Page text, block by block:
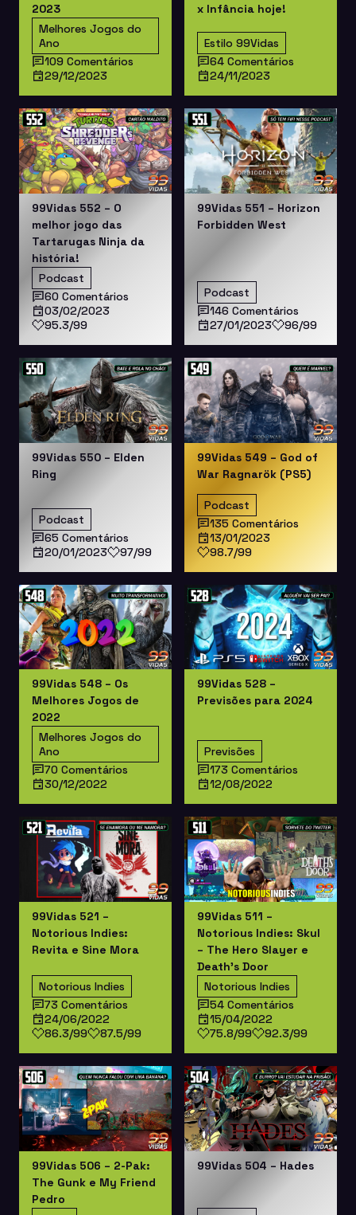
2023
Melhores Jogos do
Ano
109 Comentários
29/12/2023
x Infância hoje!
Estilo 99Vidas
64 Comentários
24/11/2023
99Vidas 552 – O
melhor jogo das
Tartarugas Ninja da
história!
Podcast
60 Comentários
03/02/2023
95.3/99
99Vidas 551 – Horizon
Forbidden West
Podcast
146 Comentários
27/01/2023
96/99
99Vidas 550 – Elden
Ring
Podcast
65 Comentários
20/01/2023
97/99
99Vidas 549 – God of
War Ragnarök (PS5)
Podcast
135 Comentários
13/01/2023
98.7/99
99Vidas 548 – Os
Melhores Jogos de
2022
Melhores Jogos do
Ano
70 Comentários
30/12/2022
99Vidas 528 –
Previsões para 2024
Previsões
173 Comentários
12/08/2022
99Vidas 521 –
Notorious Indies:
Revita e Sine Mora
Notorious Indies
73 Comentários
24/06/2022
86.3/99
87.5/99
99Vidas 511 –
Notorious Indies: Skul
– The Hero Slayer e
Death’s Door
Notorious Indies
54 Comentários
15/04/2022
75.8/99
92.3/99
99Vidas 506 – 2-Pak:
The Gunk e My Friend
Pedro
99Vidas 504 – Hades